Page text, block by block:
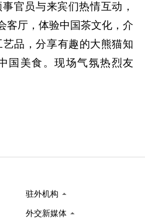
官员与来宾们热情互动，
客厅，体验中国茶文化，介
品，分享有趣的大熊猫知
国美食。现场气氛热烈友
驻外机构
外交新媒体